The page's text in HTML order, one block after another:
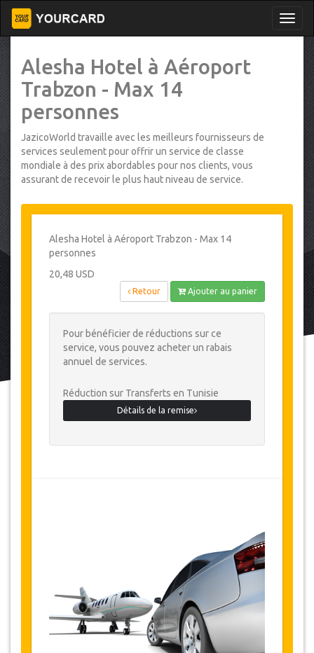
Alesha Hotel à Aéroport
Trabzon - Max 14
personnes
JazicoWorld travaille avec les meilleurs fournisseurs de
services seulement pour offrir un service de classe
mondiale à des prix abordables pour nos clients, vous
assurant de recevoir le plus haut niveau de service.
Alesha Hotel à Aéroport Trabzon - Max 14
personnes
20,48 USD
Retour Ajouter au panier
Pour bénéficier de réductions sur ce
service, vous pouvez acheter un rabais
annuel de services.
Réduction sur Transferts en Tunisie
Détails de la remise